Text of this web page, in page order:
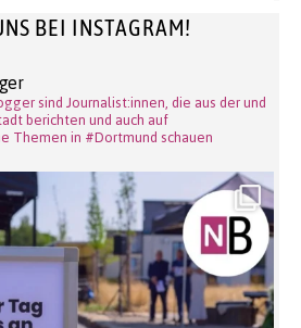
BEI INSTAGRAM!
sind Journalist:innen, die aus der und
berichten und auch auf
Themen in #Dortmund schauen